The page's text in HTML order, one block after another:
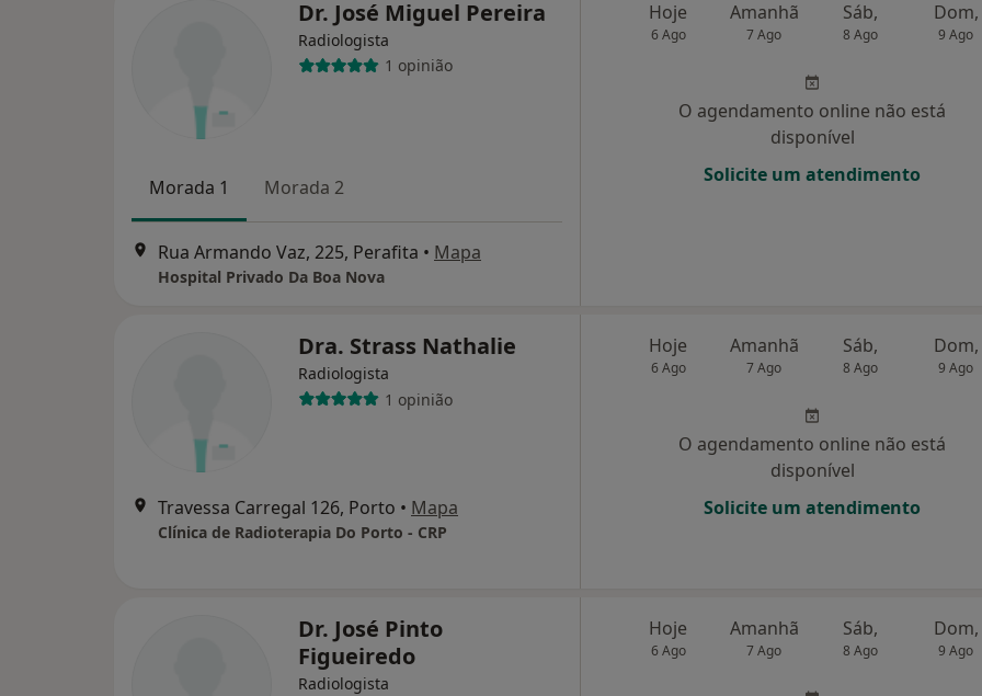
Dr. José Miguel Pereira
Radiologista
1 opinião
Morada 1 Morada 2
Rua Armando Vaz, 225, Perafita • Mapa
Hospital Privado Da Boa Nova
Hoje
6 Ago
Amanhã
7 Ago
Sáb,
8 Ago
Dom,
9 Ago
O agendamento online não está
disponível
Solicite um atendimento
Dra. Strass Nathalie
Radiologista
1 opinião
Travessa Carregal 126, Porto • Mapa
Clínica de Radioterapia Do Porto - CRP
Hoje
6 Ago
Amanhã
7 Ago
Sáb,
8 Ago
Dom,
9 Ago
O agendamento online não está
disponível
Solicite um atendimento
Dr. José Pinto
Figueiredo
Radiologista
Hoje
6 Ago
Amanhã
7 Ago
Sáb,
8 Ago
Dom,
9 Ago